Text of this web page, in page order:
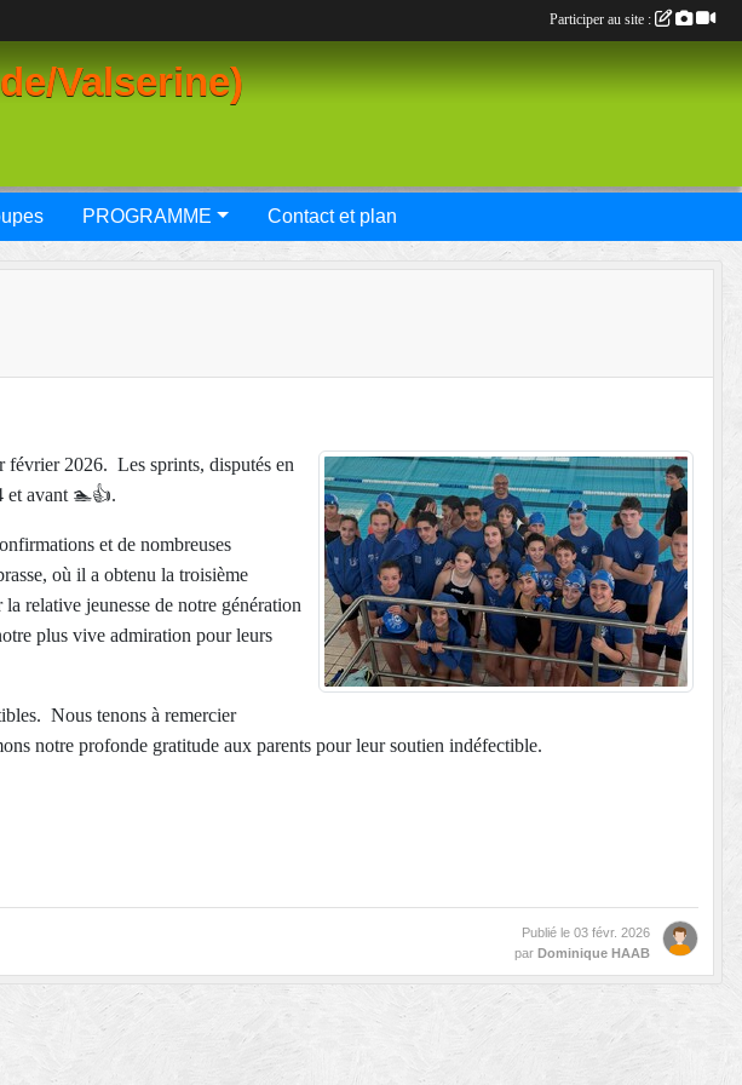
Valserine)
PROGRAMME Contact et plan
février 2026. Les sprints, disputés en
et avant 🏊‍.
et de nombreuses
où il a obtenu la troisième
relative jeunesse de notre génération
plus vive admiration pour leurs
Nous tenons à remercier
notre profonde gratitude aux parents pour leur soutien indéfectible.
Publié le 03 févr. 2026
par Dominique HAAB
Participer au site :